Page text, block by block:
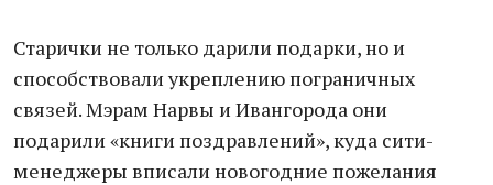
Старички не только дарили подарки, но и
способствовали укреплению пограничных
связей. Мэрам Нарвы и Ивангорода они
подарили «книги поздравлений», куда сити-
менеджеры вписали новогодние пожелания